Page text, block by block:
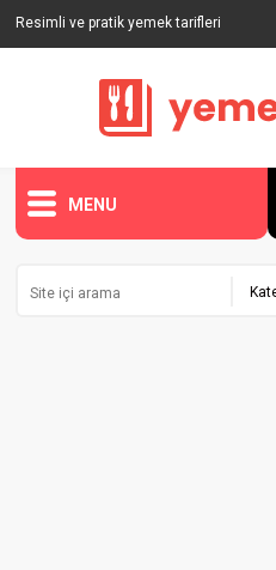
Resimli ve pratik yemek tarifleri
MENU